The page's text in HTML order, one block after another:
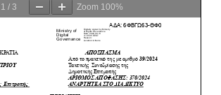
1 / 3 Zoom 100%